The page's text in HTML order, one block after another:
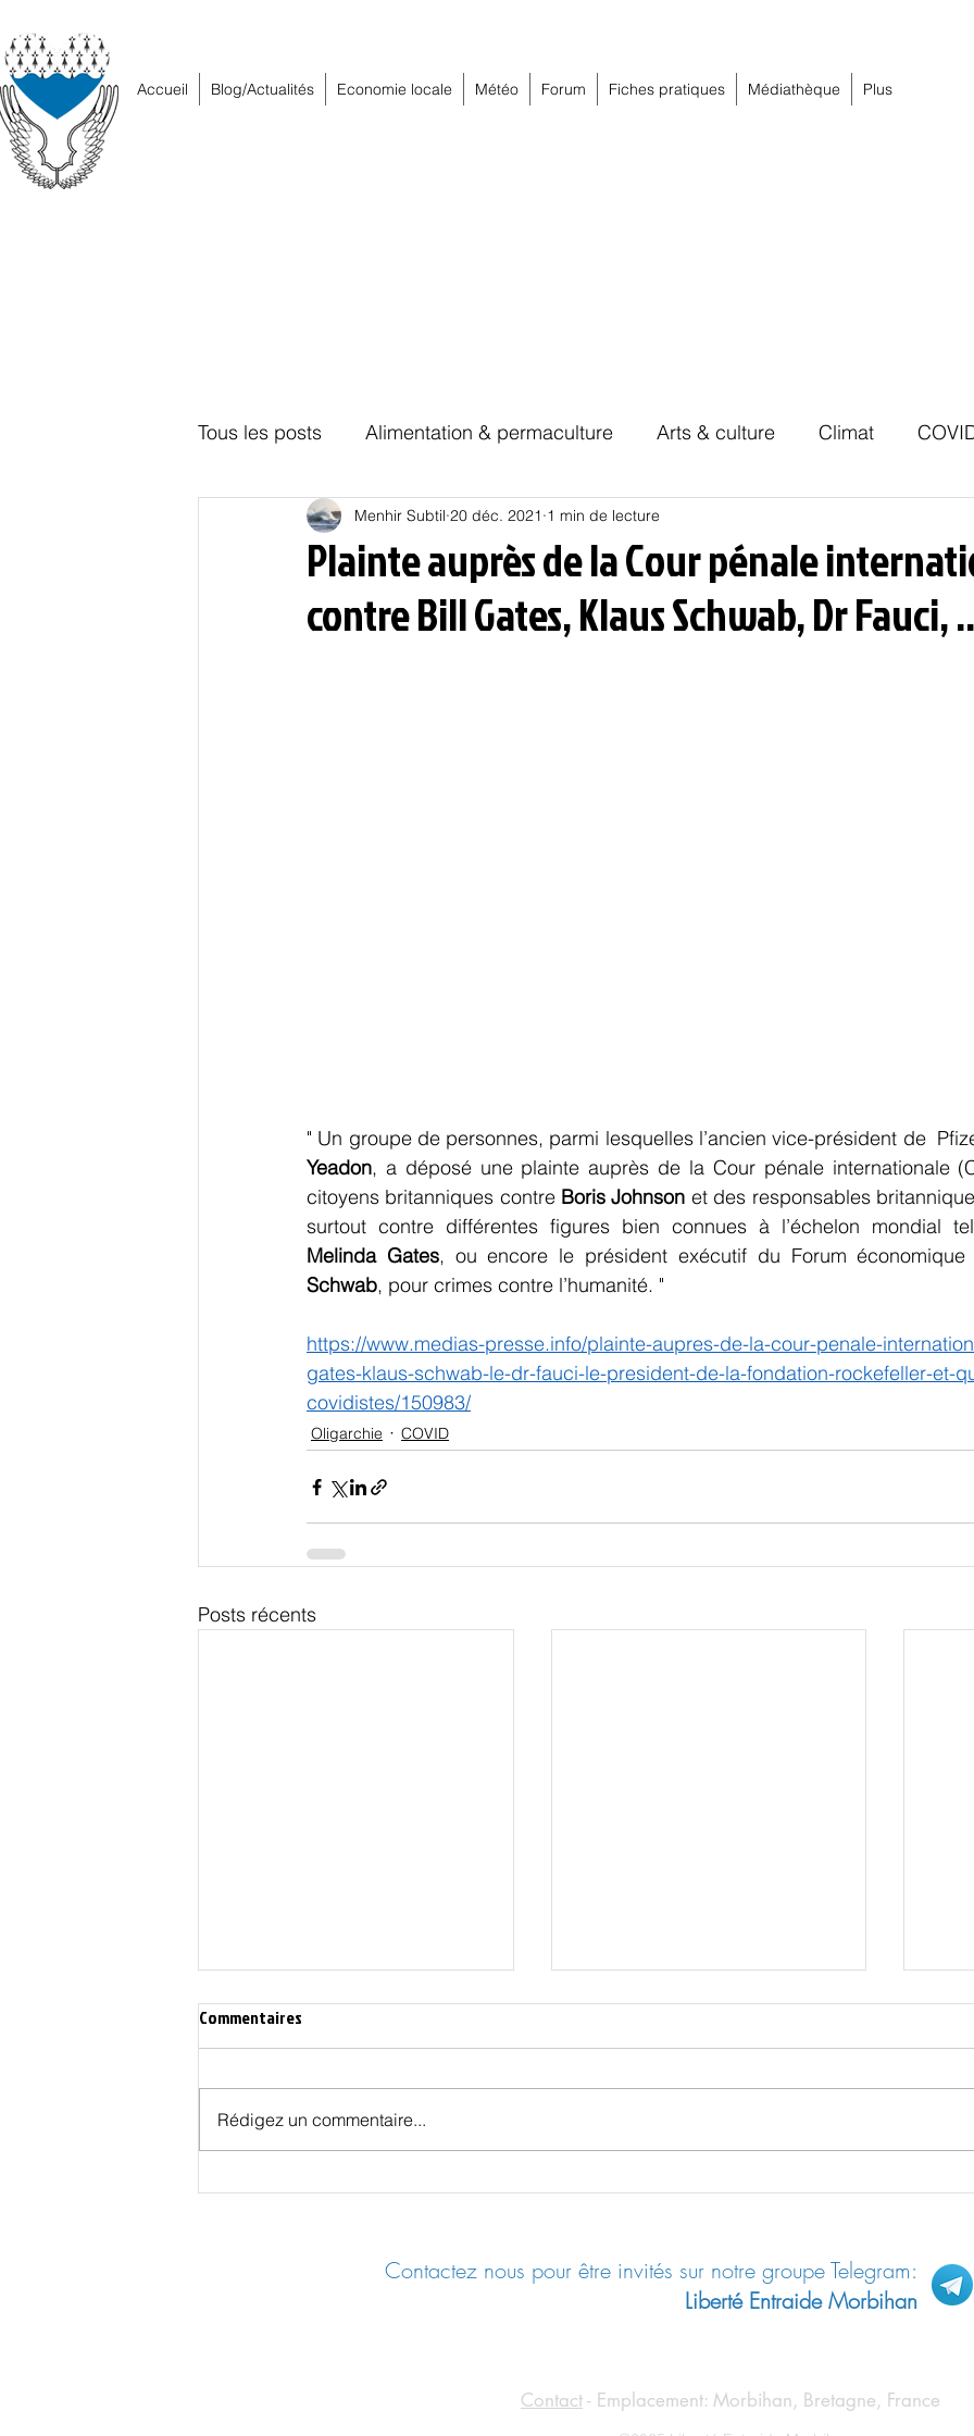
Accueil Blog/Actualités Economie locale Météo Forum Fiches pratiques Médiathèque Plus
Tous les posts Alimentation & permaculture Arts & culture Climat
Education Energies Habitat Hors piste
Oligarchie Politique Psychologie Résilience Santé
Plainte auprès de la Cour pénale
contre Bill Gates, Klaus Schwab, Dr Fauci,
Menhir Subtil 20 déc. 2021 1 min de lecture
" Un groupe de personnes, parmi lesquelles l’ancien vice-président de
Yeadon, a déposé une plainte auprès de la Cour pénale internationale
citoyens britanniques contre Boris Johnson et des responsables
surtout contre différentes figures bien connues à l’échelon mondial
Melinda Gates, ou encore le président exécutif du Forum économique
Schwab, pour crimes contre l’humanité. "
https://www.medias-presse.info/plainte-aupres-de-la-cour-penale-
gates-klaus-schwab-le-dr-fauci-le-president-de-la-fondation-rockefeller-et-
covidistes/150983/
Oligarchie COVID
Posts récents
L’Union Européenne du traité de
Les
Commentaires
Rédigez un commentaire...
Contactez nous pour être invités sur notre groupe Telegram:
Liberté Entraide Morbihan
Contact- Emplacement: Morbihan, Bretagne, France